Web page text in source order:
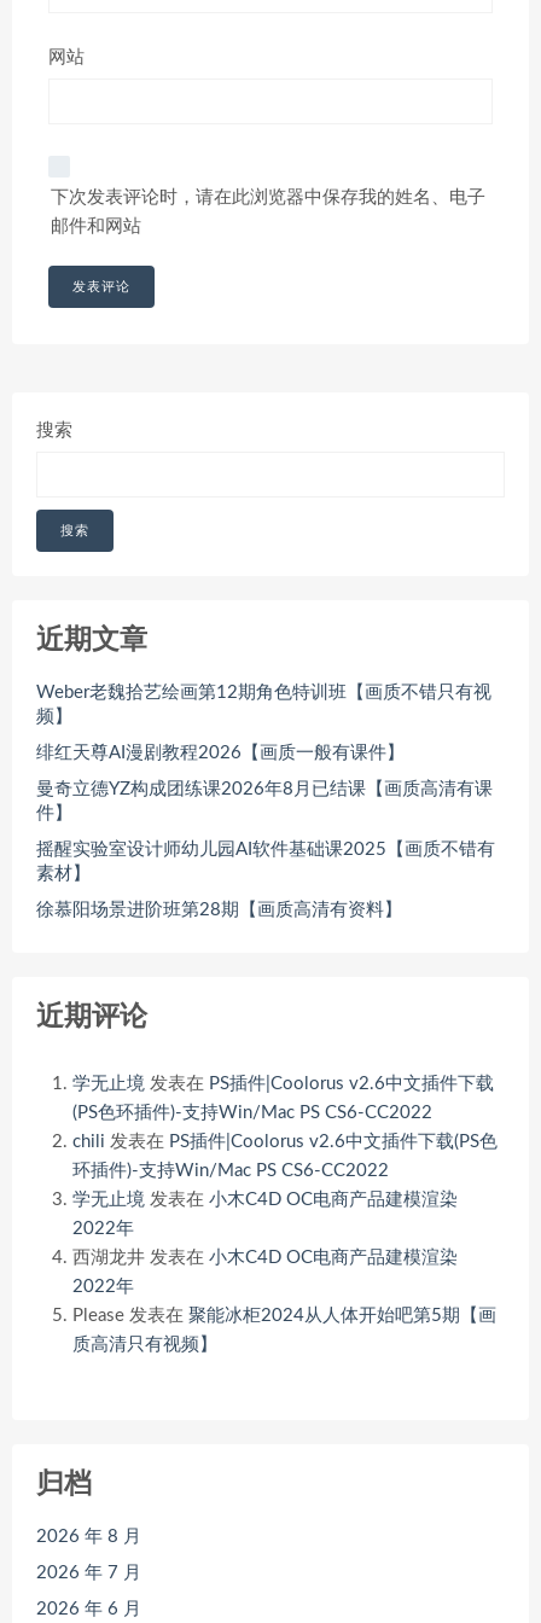
网站
下次发表评论时，请在此浏览器中保存我的姓名、电子
邮件和网站
搜索
搜索
近期文章
Weber老魏拾艺绘画第12期角色特训班【画质不错只有视
频】
绯红天尊AI漫剧教程2026【画质一般有课件】
曼奇立德YZ构成团练课2026年8月已结课【画质高清有课
件】
摇醒实验室设计师幼儿园AI软件基础课2025【画质不错有
素材】
徐慕阳场景进阶班第28期【画质高清有资料】
近期评论
学无止境 发表在 PS插件|Coolorus v2.6中文插件下载
(PS色环插件)-支持Win/Mac PS CS6-CC2022
chili 发表在 PS插件|Coolorus v2.6中文插件下载(PS色
环插件)-支持Win/Mac PS CS6-CC2022
学无止境 发表在 小木C4D OC电商产品建模渲染
2022年
西湖龙井 发表在 小木C4D OC电商产品建模渲染
2022年
Please 发表在 聚能冰柜2024从人体开始吧第5期【画
质高清只有视频】
归档
2026 年 8 月
2026 年 7 月
2026 年 6 月